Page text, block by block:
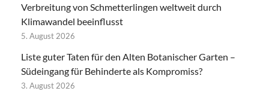
Verbreitung von Schmetterlingen weltweit durch
Klimawandel beeinflusst
5. August 2026
Liste guter Taten für den Alten Botanischer Garten –
Südeingang für Behinderte als Kompromiss?
3. August 2026